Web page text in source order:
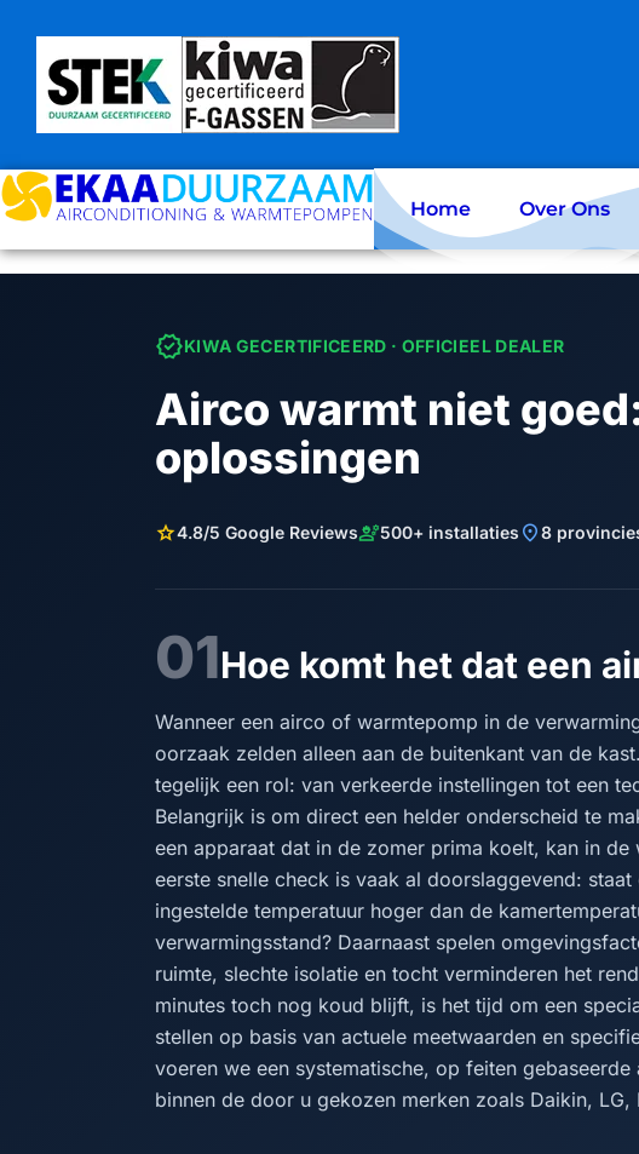
content
Home Over Ons
verifiedKIWA GECERTIFICEERD · OFFICIEEL DEALER
Airco warmt niet
oplossingen
star4.8/5 Google Reviewsengineering500+ installaties location_on8
01Hoe komt het dat een
Wanneer een airco of warmtepomp in de
oorzaak zelden alleen aan de buitenkant van de
tegelijk een rol: van verkeerde instellingen tot een
Belangrijk is om direct een helder onderscheid te
een apparaat dat in de zomer prima koelt, kan in
eerste snelle check is vaak al doorslaggevend:
ingestelde temperatuur hoger dan de
verwarmingsstand? Daarnaast spelen
ruimte, slechte isolatie en tocht verminderen het
minutes toch nog koud blijft, is het tijd om een
stellen op basis van actuele meetwaarden en
voeren we een systematische, op feiten
binnen de door u gekozen merken zoals Daikin,